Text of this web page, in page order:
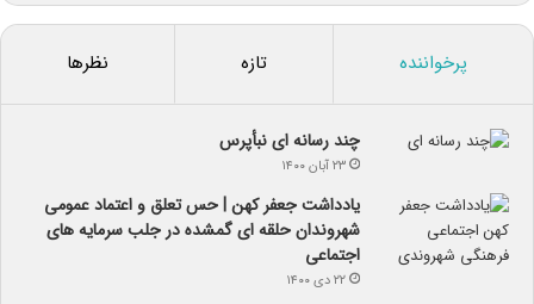
پرخواننده تازه نظرها
چند رسانه ای نبأپرس
۲۳ آبان ۱۴۰۰
یادداشت جعفر کهن | حس تعلق و اعتماد عمومی
شهروندان حلقه ای گمشده در جلب سرمایه های
اجتماعی
۲۲ دی ۱۴۰۰